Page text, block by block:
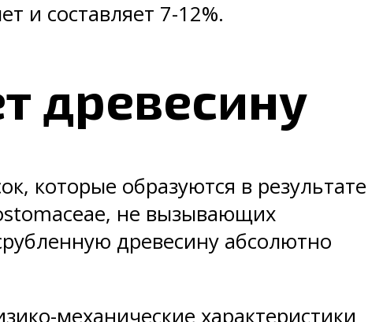
и составляет 7-12%.
древесину
которые образуются в результате
не вызывающих
древесину абсолютно
механические характеристики